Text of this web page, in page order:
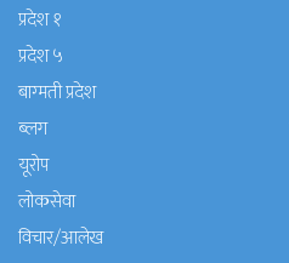
प्रदेश १
प्रदेश ५
बाग्मती प्रदेश
ब्लग
यूरोप
लोकसेवा
विचार/आलेख